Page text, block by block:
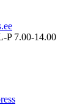
P 7.00-14.00